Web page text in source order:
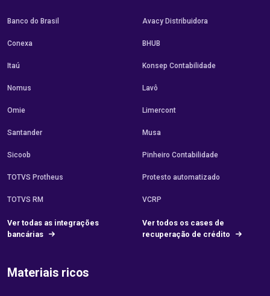
Banco do Brasil
Conexa
Itaú
Nomus
Omie
Santander
Sicoob
TOTVS Protheus
TOTVS RM
Ver todas as integrações
bancárias
Avacy Distribuidora
BHUB
Konsep Contabilidade
Lavô
Limercont
Musa
Pinheiro Contabilidade
Protesto automatizado
VCRP
Ver todos os cases de
recuperação de crédito
Materiais ricos